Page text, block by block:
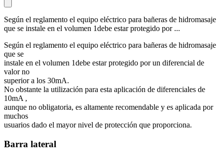
Según el reglamento el equipo eléctrico para bañeras de hidromasaje
que se instale en el volumen 1debe estar protegido por ...
Según el reglamento el equipo eléctrico para bañeras de hidromasaje
que se
instale en el volumen 1debe estar protegido por un diferencial de
valor no
superior a los 30mA.
No obstante la utilización para esta aplicación de diferenciales de
10mA ,
aunque no obligatoria, es altamente recomendable y es aplicada por
muchos
usuarios dado el mayor nivel de protección que proporciona.
Barra lateral